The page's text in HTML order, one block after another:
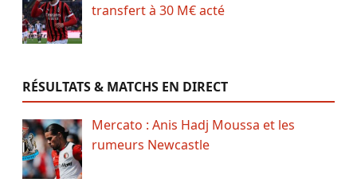
transfert à 30 M€ acté
RÉSULTATS & MATCHS EN DIRECT
Mercato : Anis Hadj Moussa et les
rumeurs Newcastle